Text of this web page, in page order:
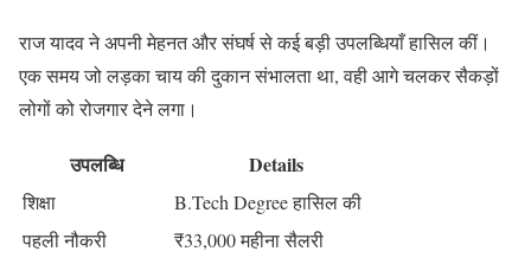
राज यादव ने अपनी मेहनत और संघर्ष से कई बड़ी उपलब्धियाँ हासिल कीं।
एक समय जो लड़का चाय की दुकान संभालता था, वही आगे चलकर सैकड़ों
लोगों को रोजगार देने लगा।
उपलब्धि Details
शिक्षा
B.Tech Degree हासिल की
पहली नौकरी
₹33,000 महीना सैलरी